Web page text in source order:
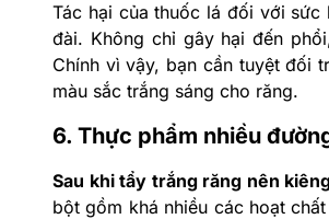
Tác hại của thuốc lá đối với
đài. Không chỉ gây hại đến
Chính vì vậy, bạn cần tuyệt đối
màu sắc trắng sáng cho răng.
6. Thực phẩm nhiều
Sau khi tẩy trắng răng nên
bột gồm khá nhiều các hoạt